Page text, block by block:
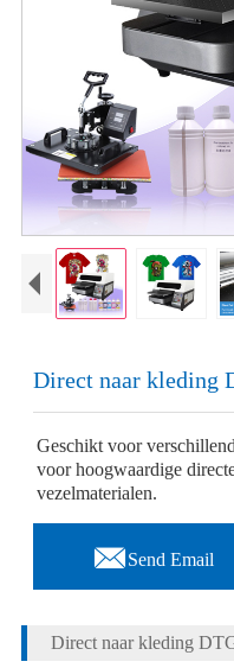
Direct naar kleding
Geschikt voor
voor hoogwaardige
vezelmaterialen.
Send Email
Direct naar kleding